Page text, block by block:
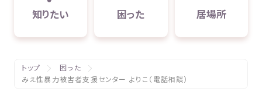
知りたい 困った 居場所
トップ
困った
みえ性暴力被害者支援センター よりこ（電話相談）